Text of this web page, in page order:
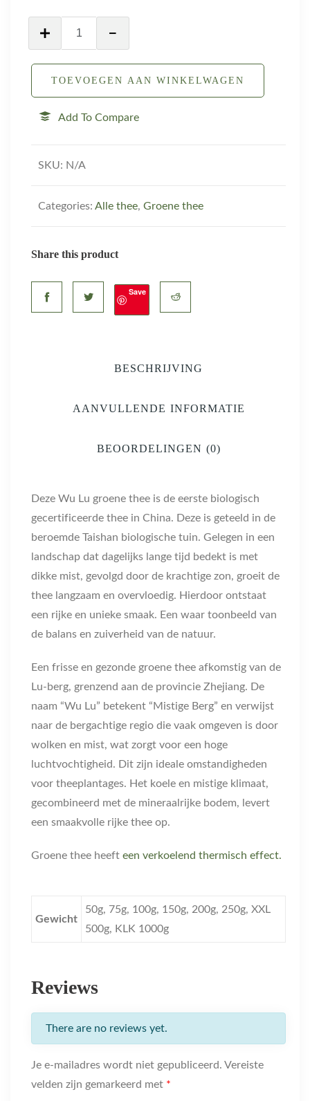
TOEVOEGEN AAN WINKELWAGEN
Add To Compare
SKU: N/A
Categories: Alle thee, Groene thee
Share this product
Save
BESCHRIJVING
AANVULLENDE INFORMATIE
BEOORDELINGEN (0)
Deze Wu Lu groene thee is de eerste biologisch
gecertificeerde thee in China. Deze is geteeld in de
beroemde Taishan biologische tuin. Gelegen in een
landschap dat dagelijks lange tijd bedekt is met
dikke mist, gevolgd door de krachtige zon, groeit de
thee langzaam en overvloedig. Hierdoor ontstaat
een rijke en unieke smaak. Een waar toonbeeld van
de balans en zuiverheid van de natuur.
Een frisse en gezonde groene thee afkomstig van de
Lu-berg, grenzend aan de provincie Zhejiang. De
naam “Wu Lu” betekent “Mistige Berg” en verwijst
naar de bergachtige regio die vaak omgeven is door
wolken en mist, wat zorgt voor een hoge
luchtvochtigheid. Dit zijn ideale omstandigheden
voor theeplantages. Het koele en mistige klimaat,
gecombineerd met de mineraalrijke bodem, levert
een smaakvolle rijke thee op.
Groene thee heeft een verkoelend thermisch effect.
Gewicht
50g, 75g, 100g, 150g, 200g, 250g, XXL
500g, KLK 1000g
Reviews
There are no reviews yet.
Je e-mailadres wordt niet gepubliceerd. Vereiste
velden zijn gemarkeerd met *